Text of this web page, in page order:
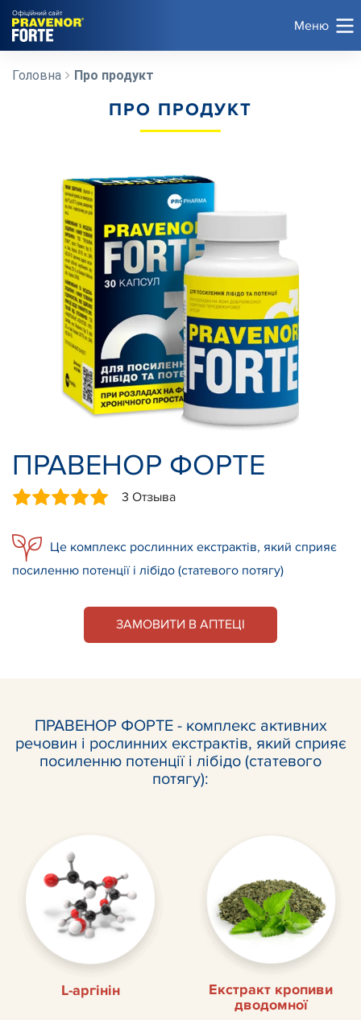
Офіційний сайт
Меню
Головна Про продукт
ПРО ПРОДУКТ
ПРАВЕНОР ФОРТЕ
3 Отзыва
Це комплекс рослинних екстрактів, який сприяє
посиленню потенції і лібідо (статевого потягу)
ЗАМОВИТИ В АПТЕЦІ
ПРАВЕНОР ФОРТЕ - комплекс активних
речовин і рослинних екстрактів, який сприяє
посиленню потенції і лібідо (статевого
потягу):
L-аргінін
Екстракт кропиви
дводомної